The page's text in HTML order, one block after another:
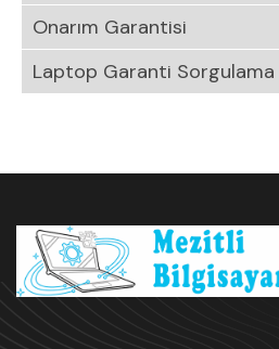
Onarım Garantisi
Laptop Garanti Sorgulama